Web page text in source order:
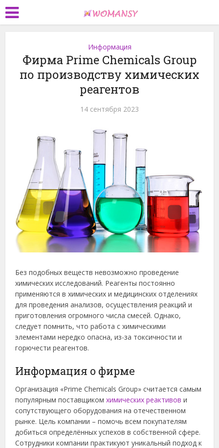
Информация
Фирма Prime Chemicals Group
по производству химических
реагентов
14 сентября 2023
Без подобных веществ невозможно проведение
химических исследований. Реагенты постоянно
применяются в химических и медицинских отделениях
для проведения анализов, осуществления реакций и
приготовления огромного числа смесей. Однако,
следует помнить, что работа с химическими
элементами нередко опасна, из-за токсичности и
горючести реагентов.
Информация о фирме
Организация «Prime Chemicals Group» считается самым
популярным поставщикомхимических реактивов и
сопутствующего оборудования на отечественном
рынке. Цель компании – помочь всем покупателям
добиться определённых успехов в собственной сфере.
Сотрудники компании практикуют уникальный подход к